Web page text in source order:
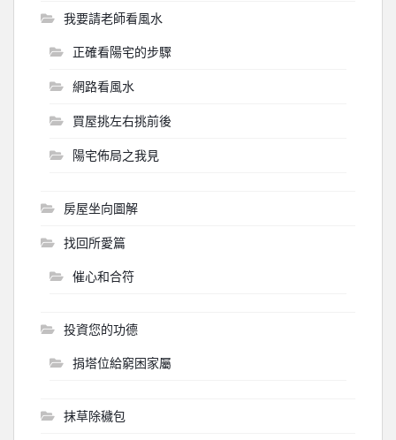
我要請老師看風水
正確看陽宅的步驟
網路看風水
買屋挑左右挑前後
陽宅佈局之我見
房屋坐向圖解
找回所愛篇
催心和合符
投資您的功德
捐塔位給窮困家屬
抹草除穢包